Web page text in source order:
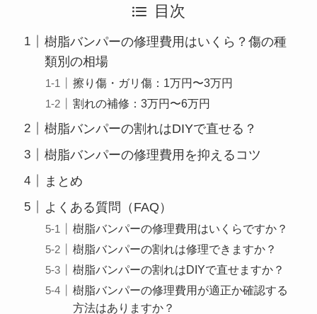
目次
樹脂バンパーの修理費用はいくら？傷の種
類別の相場
擦り傷・ガリ傷：1万円〜3万円
割れの補修：3万円〜6万円
樹脂バンパーの割れはDIYで直せる？
樹脂バンパーの修理費用を抑えるコツ
まとめ
よくある質問（FAQ）
樹脂バンパーの修理費用はいくらですか？
樹脂バンパーの割れは修理できますか？
樹脂バンパーの割れはDIYで直せますか？
樹脂バンパーの修理費用が適正か確認する
方法はありますか？